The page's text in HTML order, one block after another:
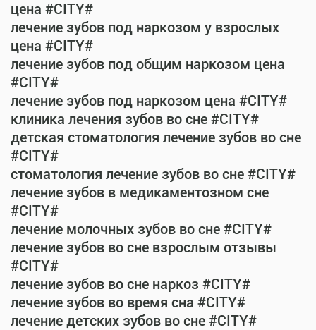
цена #CITY#
лечение зубов под наркозом у взрослых
цена #CITY#
лечение зубов под общим наркозом цена
#CITY#
лечение зубов под наркозом цена #CITY#
клиника лечения зубов во сне #CITY#
детская стоматология лечение зубов во сне
#CITY#
стоматология лечение зубов во сне #CITY#
лечение зубов в медикаментозном сне
#CITY#
лечение молочных зубов во сне #CITY#
лечение зубов во сне взрослым отзывы
#CITY#
лечение зубов во сне наркоз #CITY#
лечение зубов во время сна #CITY#
лечение детских зубов во сне #CITY#